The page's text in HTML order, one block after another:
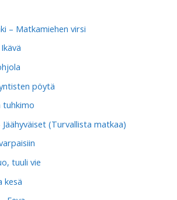
– Matkamiehen virsi
pöytä
tuhkimo
Jäähyväiset (Turvallista matkaa)
tuuli vie
kesä